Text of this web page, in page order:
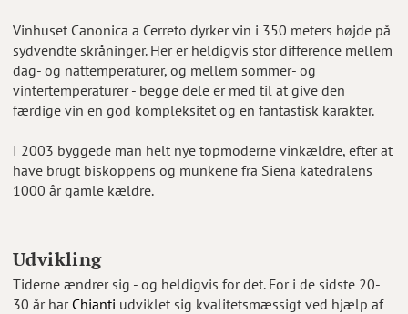
Vinhuset Canonica a Cerreto dyrker vin i 350 meters højde på
sydvendte skråninger. Her er heldigvis stor difference mellem
dag- og nattemperaturer, og mellem sommer- og
vintertemperaturer - begge dele er med til at give den
færdige vin en god kompleksitet og en fantastisk karakter.
I 2003 byggede man helt nye topmoderne vinkældre, efter at
have brugt biskoppens og munkene fra Siena katedralens
1000 år gamle kældre.
Udvikling
Tiderne ændrer sig - og heldigvis for det. For i de sidste 20-
30 år har Chianti udviklet sig kvalitetsmæssigt ved hjælp af